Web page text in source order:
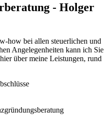
- Holger
how bei allen steuerlichen und
Angelegenheiten kann ich Sie
über meine Leistungen, rund